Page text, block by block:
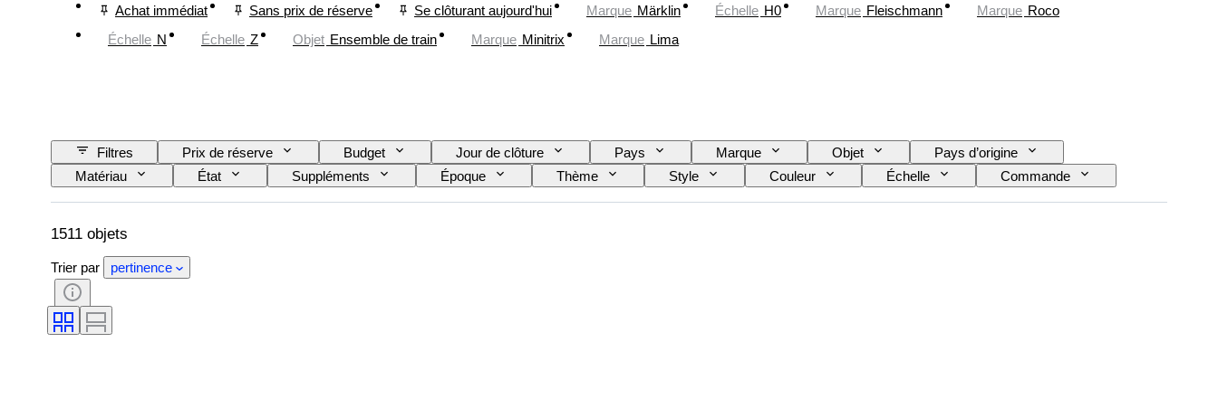
Achat immédiat Sans prix de réserve Se clôturant aujourd'hui Marque Märklin Échelle H0 Marque Fleischmann Marque Roco
Échelle N Échelle Z Objet Ensemble de train Marque Minitrix Marque Lima
Filtres Prix de réserve Budget Jour de clôture Pays Marque Objet
Pays d’origine
Matériau
État Suppléments Époque Thème Style Couleur Échelle
Commande
Alimentation électrique
Compagnie ferroviaire Époque Original / Réplique
1511 objets
Trier par pertinence